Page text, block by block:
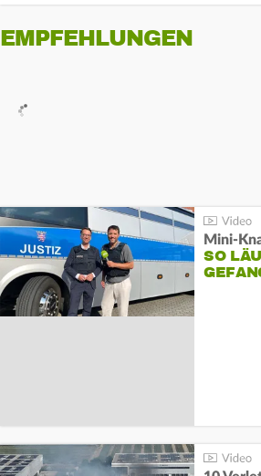
EMPFEHLUNGEN
Mini-
SO